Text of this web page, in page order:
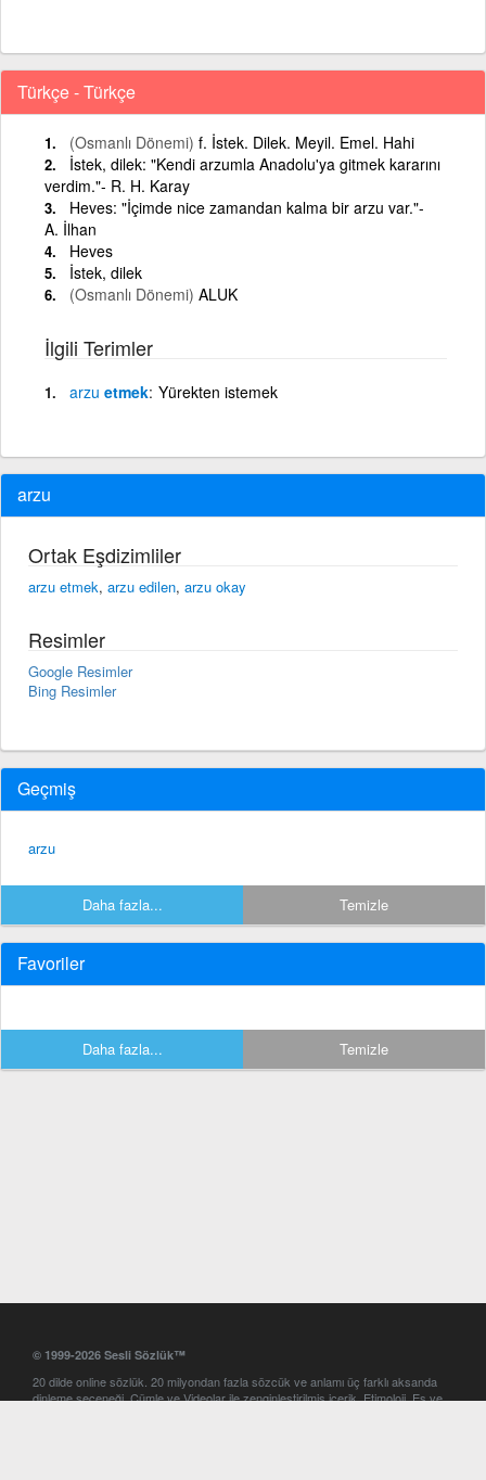
Türkçe - Türkçe
(Osmanlı Dönemi) f. İstek. Dilek. Meyil. Emel. Hahi
İstek, dilek: "Kendi arzumla Anadolu'ya gitmek kararını
verdim."- R. H. Karay
Heves: "İçimde nice zamandan kalma bir arzu var."-
A. İlhan
Heves
İstek, dilek
(Osmanlı Dönemi) ALUK
İlgili Terimler
arzu etmek Yürekten istemek
arzu
Ortak Eşdizimliler
arzu etmek, arzu edilen, arzu okay
Resimler
Google Resimler
Bing Resimler
Geçmiş
arzu
Daha fazla... Temizle
Favoriler
Daha fazla... Temizle
© 1999-2026 Sesli Sözlük™
20 dilde online sözlük. 20 milyondan fazla sözcük ve anlamı üç farklı aksanda
dinleme seçeneği. Cümle ve Videolar ile zenginleştirilmiş içerik. Etimoloji, Eş ve